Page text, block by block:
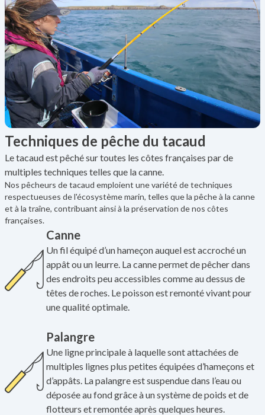
Techniques de pêche du tacaud
Le tacaud est pêché sur toutes les côtes françaises par de
multiples techniques telles que la canne.
Nos pêcheurs de tacaud emploient une variété de techniques
respectueuses de l'écosystème marin, telles que la pêche à la canne
et à la traîne, contribuant ainsi à la préservation de nos côtes
françaises.
Canne
Un fil équipé d’un hameçon auquel est accroché un
appât ou un leurre. La canne permet de pêcher dans
des endroits peu accessibles comme au dessus de
têtes de roches. Le poisson est remonté vivant pour
une qualité optimale.
Palangre
Une ligne principale à laquelle sont attachées de
multiples lignes plus petites équipées d’hameçons et
d’appâts. La palangre est suspendue dans l’eau ou
déposée au fond grâce à un système de poids et de
flotteurs et remontée après quelques heures.